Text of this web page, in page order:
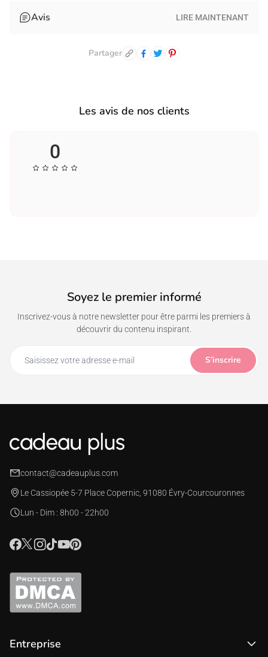
50 % coton pré-moulé/50 % polyester | Poids du tissu :
Résistant aux pilules.
Avis LIRE MAINTENANT
Partager
Les avis de nos clients
0
Soyez le premier informé
Inscrivez-vous à notre newsletter pour être parmi les premiers à
découvrir du contenu inspirant.
S’inscrire
contact@cadeauplus.com
Le Cassiopée 5-7 Place Copernic, 91080 Évry-Courcouronnes
Lun - Dim : 8h00 - 22h00
Entreprise